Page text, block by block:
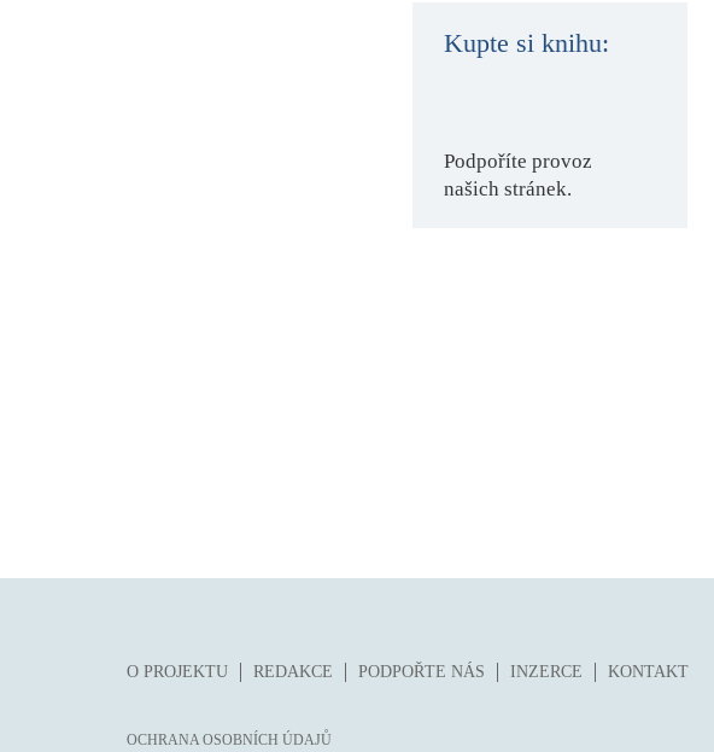
Kupte si knihu:
Podpoříte provoz
našich stránek.
O PROJEKTU REDAKCE PODPOŘTE NÁS INZERCE KONTAKT
OCHRANA OSOBNÍCH ÚDAJŮ